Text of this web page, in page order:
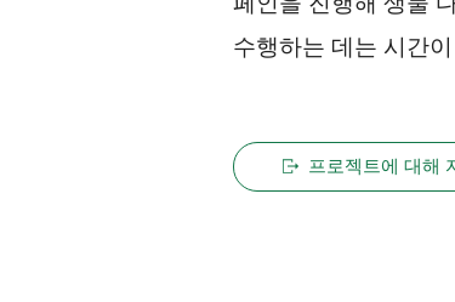
수행하는 데는 시간
프로젝트에 대해